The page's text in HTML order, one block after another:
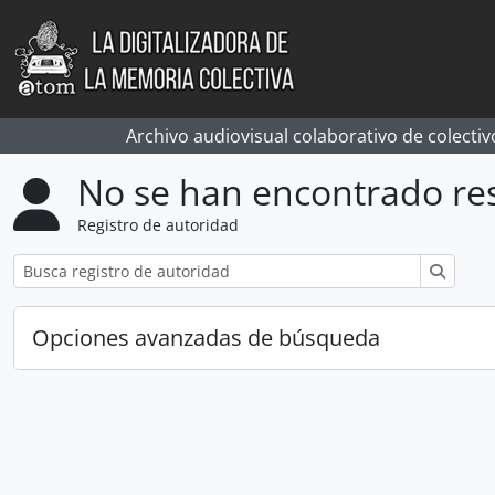
Skip to main content
Archivo audiovisual colaborativo de
No se han encontrado
Registro de autoridad
Opciones avanzadas de búsqueda